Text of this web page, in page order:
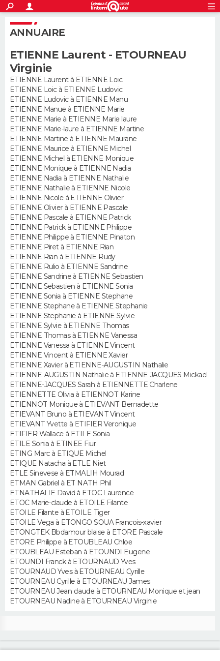
ACTUALITÉS
Politique
Société
Faits Divers
Education
Monde
Villes
+
SPORT
Coupe du monde 2026
Football
Tennis
Cyclisme
Rugby
Forum
CULTURE
Programme TV
TNTStreaming
Cinéma
Sorties cinéma
Musique
+
FINANCE
Retraite
Impôts
Epargne
Immobilier
Risques naturels par ville
Banque
Assurance
Crédit
AUTO
Essais
Réserver un essai
Citadines
Berlines
SUV
Forum auto
+
HIGH-TECH
Mobiles
Meilleur smartphone
Internet
Ordinateurs
Jeux vidéo
Guide high-tech
+
BRICOLAGE
Forum
Aménagement intérieur
Extérieur
Cuisine
Salle de bains
Jardinage
Rangement
WEEK-END
Guides de France
Escapades
Patrimoine
Expositions
Musées
Week-end nature
+
LIFESTYLE
Art de vivre
Bien-être
Loisirs
Mode
Modes de vie
SANTE
Alimentation
Guide de la santé
Maladies
Médicaments
Sommeil
VOYAGE
Destinations
City break
Voyage nature
Voyage de noces
Forum
Climat
+
PHOTO
GUIDES D'ACHAT
BONS PLANS
CARTE DE VOEUX
Carte de Noël
Carte Bonne année
Carte Saint-Valentin
Carte Pâques
Carte d'anniversaire
DICTIONNAIRE
Dictionnaire
Biographies
Citations
Expressions
Proverbes
PROGRAMME TV
COPAINS D'AVANT
S'inscrire
Se connecter
Lycées
Collèges
Primaires
Universités
Entreprises
Service militaire
Avis de recherche
AVIS DE DÉCÈS
FORUM
Bricolage
Lifestyle
Culture
Sport
Auto
Television
Voyage
Cinema
S'inscrire
Connexion
ANNUAIRE
ETIENNE Laurent - ETOURNEAU
Virginie
ETIENNE Laurent à ETIENNE Loic
ETIENNE Loic à ETIENNE Ludovic
ETIENNE Ludovic à ETIENNE Manu
ETIENNE Manue à ETIENNE Marie
ETIENNE Marie à ETIENNE Marie laure
ETIENNE Marie-laure à ETIENNE Martine
ETIENNE Martine à ETIENNE Maurane
ETIENNE Maurice à ETIENNE Michel
ETIENNE Michel à ETIENNE Monique
ETIENNE Monique à ETIENNE Nadia
ETIENNE Nadia à ETIENNE Nathalie
ETIENNE Nathalie à ETIENNE Nicole
ETIENNE Nicole à ETIENNE Olivier
ETIENNE Olivier à ETIENNE Pascale
ETIENNE Pascale à ETIENNE Patrick
ETIENNE Patrick à ETIENNE Philippe
ETIENNE Philippe à ETIENNE Pinaton
ETIENNE Piret à ETIENNE Rian
ETIENNE Rian à ETIENNE Rudy
ETIENNE Rulio à ETIENNE Sandrine
ETIENNE Sandrine à ETIENNE Sebastien
ETIENNE Sebastien à ETIENNE Sonia
ETIENNE Sonia à ETIENNE Stephane
ETIENNE Stephane à ETIENNE Stephanie
ETIENNE Stephanie à ETIENNE Sylvie
ETIENNE Sylvie à ETIENNE Thomas
ETIENNE Thomas à ETIENNE Vanessa
ETIENNE Vanessa à ETIENNE Vincent
ETIENNE Vincent à ETIENNE Xavier
ETIENNE Xavier à ETIENNE-AUGUSTIN Nathalie
ETIENNE-AUGUSTIN Nathalie à ETIENNE-JACQUES Mickael
ETIENNE-JACQUES Sarah à ETIENNETTE Charlene
ETIENNETTE Olivia à ETIENNOT Karine
ETIENNOT Monique à ETIEVANT Bernadette
ETIEVANT Bruno à ETIEVANT Vincent
ETIEVANT Yvette à ETIFIER Veronique
ETIFIER Wallace à ETILE Sonia
ETILE Sonia à ETINEE Fiur
ETING Marc à ETIQUE Michel
ETIQUE Natacha à ETLE Niet
ETLE Sinevese à ETMALIH Mourad
ETMAN Gabriel à ET NATH Phil
ETNATHALIE David à ETOC Laurence
ETOC Marie-claude à ETOILE Filante
ETOILE Filante à ETOILE Tiger
ETOILE Vega à ETONGO SOUA Francois-xavier
ETONGTEK Bbdamour blaise à ETORE Pascale
ETORE Philippe à ETOUBLEAU Chloe
ETOUBLEAU Esteban à ETOUNDI Eugene
ETOUNDI Franck à ETOURNAUD Yves
ETOURNAUD Yves à ETOURNEAU Cyrille
ETOURNEAU Cyrille à ETOURNEAU James
ETOURNEAU Jean claude à ETOURNEAU Monique et jean
ETOURNEAU Nadine à ETOURNEAU Virginie